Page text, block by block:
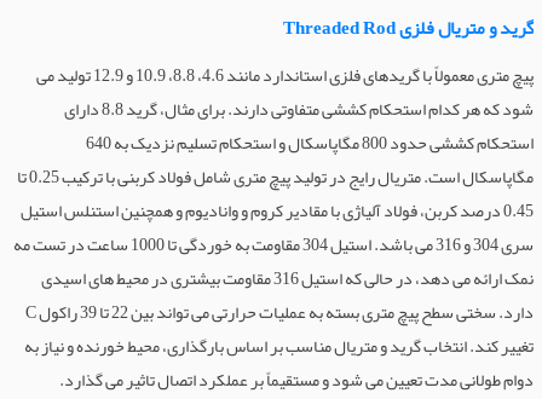
گرید و متریال فلزی Threaded Rod
پیچ متری معمولاً با گریدهای فلزی استاندارد مانند 4.6، 8.8، 10.9 و 12.9 تولید می
شود که هر کدام استحکام کششی متفاوتی دارند. برای مثال، گرید 8.8 دارای
استحکام کششی حدود 800 مگاپاسکال و استحکام تسلیم نزدیک به 640
مگاپاسکال است. متریال رایج در تولید پیچ متری شامل فولاد کربنی با ترکیب 0.25 تا
0.45 درصد کربن، فولاد آلیاژی با مقادیر کروم و وانادیوم و همچنین استنلس استیل
سری 304 و 316 می باشد. استیل 304 مقاومت به خوردگی تا 1000 ساعت در تست مه
نمک ارائه می دهد، در حالی که استیل 316 مقاومت بیشتری در محیط های اسیدی
دارد. سختی سطح پیچ متری بسته به عملیات حرارتی می تواند بین 22 تا 39 راکول C
تغییر کند. انتخاب گرید و متریال مناسب بر اساس بارگذاری، محیط خورنده و نیاز به
دوام طولانی مدت تعیین می شود و مستقیماً بر عملکرد اتصال تاثیر می گذارد.